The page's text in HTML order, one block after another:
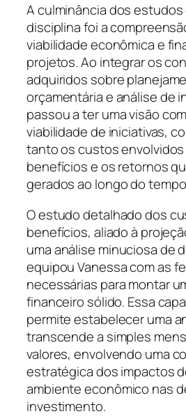
A culminância dos estudos
disciplina foi a
viabilidade econômica e
projetos. Ao integrar os
adquiridos sobre
orçamentária e análise de
passou a ter uma visão
viabilidade de iniciativas,
tanto os custos
benefícios e os retornos
gerados ao longo do
O estudo detalhado dos
benefícios, aliado à
uma análise minuciosa de
equipou Vanessa com as
necessárias para montar
financeiro sólido. Essa
permite estabelecer uma
transcende a simples
valores, envolvendo uma
estratégica dos impactos
ambiente econômico nas
investimento.